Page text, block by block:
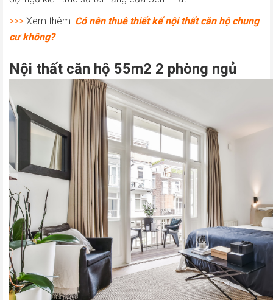
>>> Xem thêm: Có nên thuê thiết kế nội thất căn hộ chung
cư không?
Nội thất căn hộ 55m2 2 phòng ngủ